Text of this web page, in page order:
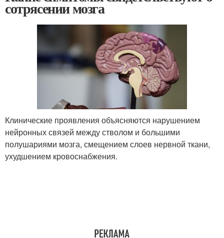
сотрясении мозга
Клинические проявления объясняются нарушением
нейронных связей между стволом и большими
полушариями мозга, смещением слоев нервной ткани,
ухудшением кровоснабжения.